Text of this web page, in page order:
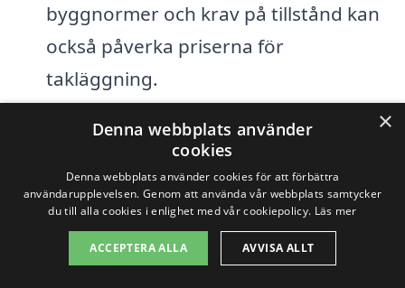
byggnormer och krav på tillstånd kan
också påverka priserna för
takläggning.
Att jämföra olika offerter är ett smart sätt
att säkerställa att du får bäst pris på
takläggning i Tuolluvaara. Genom vår
plattform kan du enkelt få kontakt med
erfarna takläggare i området och begära
×
Denna webbplats använder
cookies
Denna webbplats använder cookies för att förbättra
användarupplevelsen. Genom att använda vår webbplats samtycker
du till alla cookies i enlighet med vår cookiepolicy. Läs mer
ACCEPTERA ALLA AVVISA ALLT